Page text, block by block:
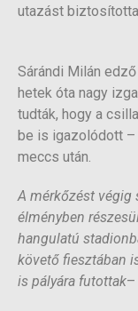
utazást
Sárándi Milán
hetek óta nagy
tudták, hogy a
be is igazolódott –
meccs után.
A mérkőzést
élményben
hangulatú
követő fiesztában
is pályára futottak–